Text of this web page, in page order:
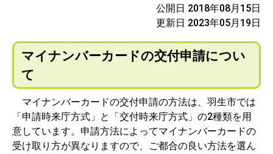
公開日 2018年08月15日
更新日 2023年05月19日
マイナンバーカードの交付申請につい
て
マイナンバーカードの交付申請の方法は、羽生市では
「申請時来庁方式」と「交付時来庁方式」の2種類を用
意しています。申請方法によってマイナンバーカードの
受け取り方が異なりますので、ご都合の良い方法を選ん